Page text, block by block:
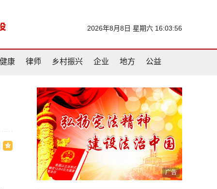
2026年8月8日 星期六 16:03:57
健康 律师 乡村振兴 企业 地方 公益
广告